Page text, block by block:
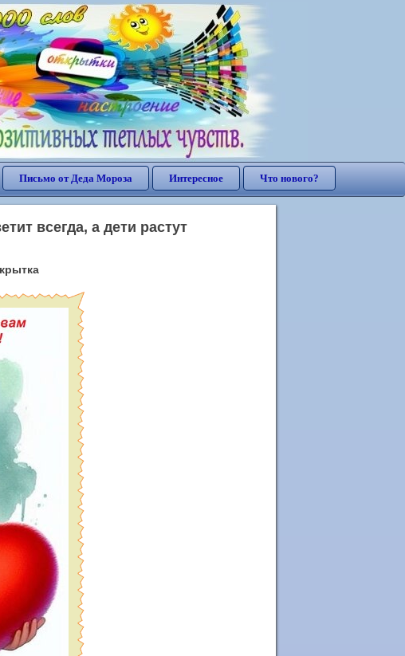
Письмо от Деда Мороза Интересное Что нового?
всегда, а дети растут